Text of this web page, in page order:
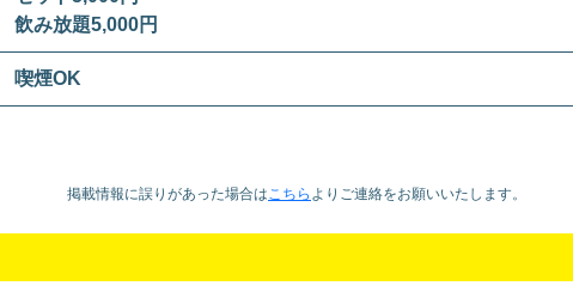
飲み放題5,000円
喫煙OK
掲載情報に誤りがあった場合はこちら より ご連絡をお願いいたします。